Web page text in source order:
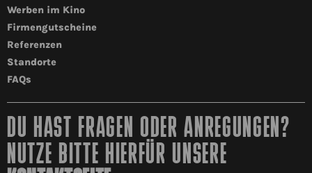
Werben im Kino
Firmengutscheine
Referenzen
Standorte
FAQs
DU HAST FRAGEN ODER ANREGUNGEN?
NUTZE BITTE HIERFÜR UNSERE